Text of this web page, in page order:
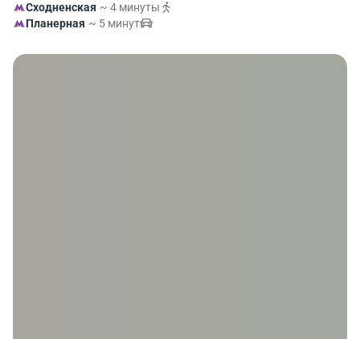
Сходненская ~ 4 минуты
Планерная ~ 5 минут